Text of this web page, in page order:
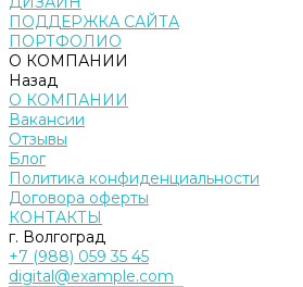
ПОДДЕРЖКА САЙТА
ПОРТФОЛИО
О КОМПАНИИ
Назад
О КОМПАНИИ
Вакансии
Отзывы
Блог
Политика конфиденциальности
Договора оферты
КОНТАКТЫ
г. Волгоград
+7 (988) 059 35 45
digital@example.com